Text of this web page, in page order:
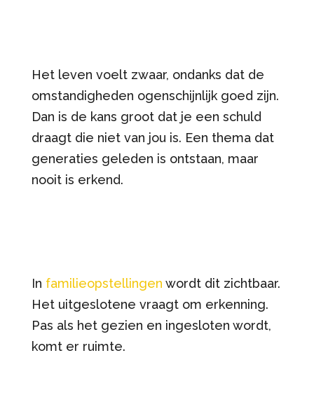
Het leven voelt zwaar, ondanks dat de
omstandigheden ogenschijnlijk goed zijn.
Dan is de kans groot dat je een schuld
draagt die niet van jou is. Een thema dat
generaties geleden is ontstaan, maar
nooit is erkend.
In familieopstellingen wordt dit zichtbaar.
Het uitgeslotene vraagt om erkenning.
Pas als het gezien en ingesloten wordt,
komt er ruimte.